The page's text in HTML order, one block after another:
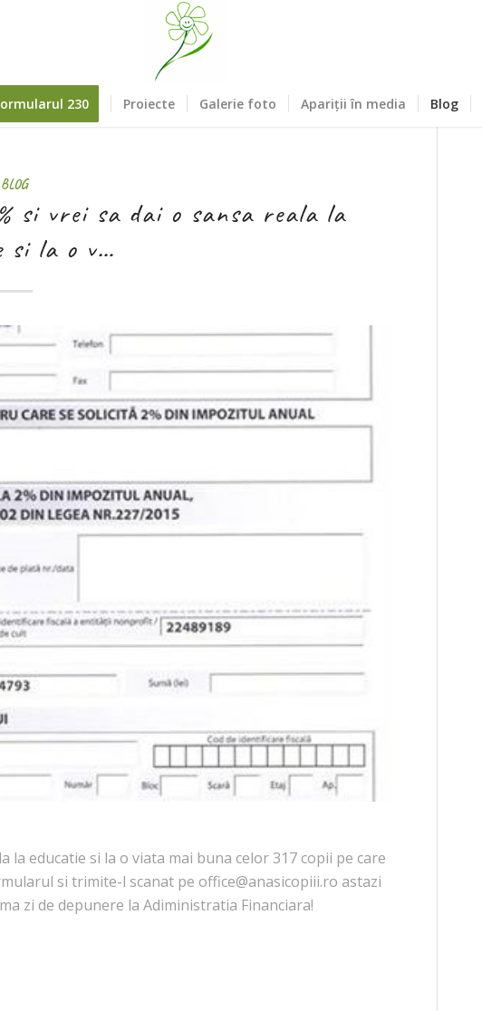
230 Proiecte Galerie foto Apariții în media Blog
BLOG
si vrei sa dai o sansa reala la
si la o v…
la educatie si la o viata mai buna celor 317 copii pe care
si trimite-l scanat pe office@anasicopiii.ro astazi
zi de depunere la Adiministratia Financiara!